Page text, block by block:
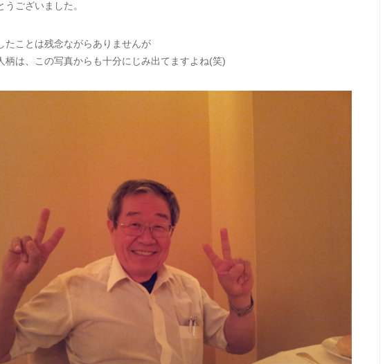
ございました。
たことは残念ながらありませんが
柄は、この写真からも十分にじみ出てますよね(笑)